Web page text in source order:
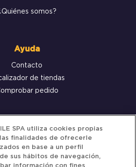
somos?
Ayuda
Contacto
de tiendas
pedido
al cliente
y Condiciones
de privacidad
SPA utiliza cookies propias
finalidades de ofrecerle
en base a un perfil
sus hábitos de navegación,